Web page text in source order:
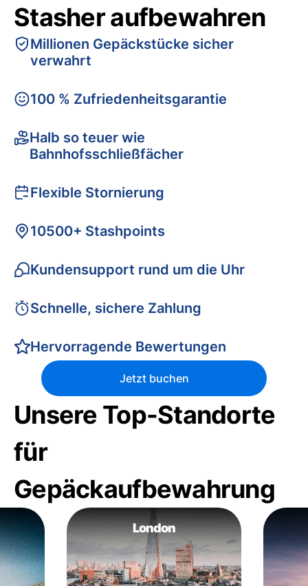
Stasher aufbewahren
Millionen Gepäckstücke sicher
verwahrt
100 % Zufriedenheitsgarantie
Halb so teuer wie
Bahnhofsschließfächer
Flexible Stornierung
10500+ Stashpoints
Kundensupport rund um die Uhr
Schnelle, sichere Zahlung
Hervorragende Bewertungen
Jetzt buchen
Unsere Top-Standorte
für
Gepäckaufbewahrung
London